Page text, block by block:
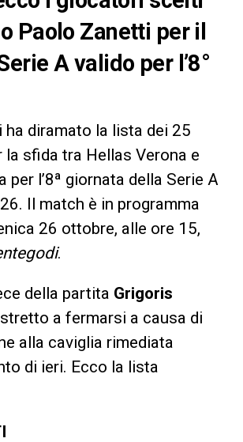
Paolo Zanetti per il
A valido per l’8°
ha diramato la lista dei 25
la sfida tra Hellas Verona e
per l’8ª giornata della Serie A
Il match è in programma
26 ottobre, alle ore 15,
.
della partita Grigoris
a fermarsi a causa di
alla caviglia rimediata
di ieri. Ecco la lista